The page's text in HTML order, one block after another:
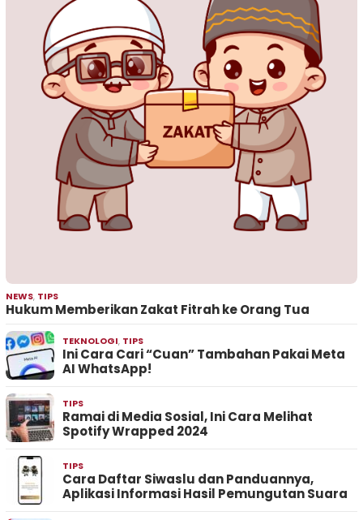
NEWS, TIPS
Hukum Memberikan Zakat Fitrah ke Orang Tua
TEKNOLOGI, TIPS
Ini Cara Cari “Cuan” Tambahan Pakai Meta
AI WhatsApp!
TIPS
Ramai di Media Sosial, Ini Cara Melihat
Spotify Wrapped 2024
TIPS
Cara Daftar Siwaslu dan Panduannya,
Aplikasi Informasi Hasil Pemungutan Suara